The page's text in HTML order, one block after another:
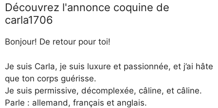
Découvrez l'annonce coquine de
carla1706
Bonjour! De retour pour toi!
Je suis Carla, je suis luxure et passionnée, et j’ai hâte
que ton corps guérisse.
Je suis permissive, décomplexée, câline, et câline.
Parle : allemand, français et anglais.